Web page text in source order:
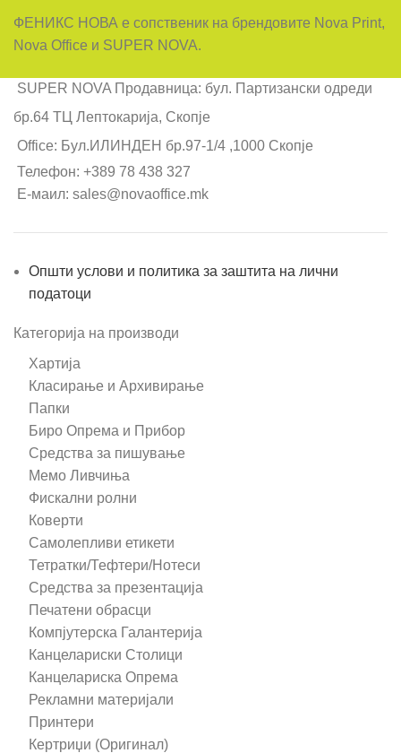
ФЕНИКС НОВА е сопственик на брендовите Nova Print,
Nova Office и SUPER NOVA.
SUPER NOVA Продавница: бул. Партизански одреди
бр.64 ТЦ Лептокарија, Скопје
Office: Бул.ИЛИНДЕН бр.97-1/4 ,1000 Скопје
Телефон: +389 78 438 327
Е-маил: sales@novaoffice.mk
Општи услови и политика за заштита на лични
податоци
Категорија на производи
Хартија
Класирање и Архивирање
Папки
Биро Опрема и Прибор
Средства за пишување
Мемо Ливчиња
Фискални ролни
Коверти
Самолепливи етикети
Тетратки/Тефтери/Нотеси
Средства за презентација
Печатени обрасци
Компјутерска Галантерија
Канцелариски Столици
Канцелариска Опрема
Рекламни материјали
Принтери
Кертриџи (Оригинал)